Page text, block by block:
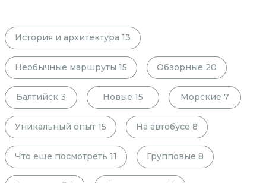
История и архитектура 13
Необычные маршруты 15 Обзорные 20
Балтийск 3 Новые 15 Морские 7
Уникальный опыт 15 На автобусе 8
Что еще посмотреть 11 Групповые 8